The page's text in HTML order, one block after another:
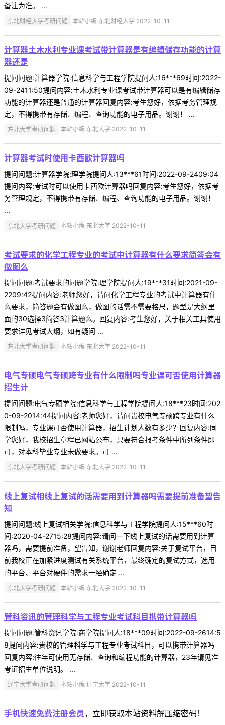
备注为准。 ...
东北财经大学考研问题 本站小编 东北财经大学 2022-10-11
计算器土木水利专业课考试带计算器是有编辑储存功能的计算
器还是
提问问题:计算器学院:信息科学与工程学院提问人:16***69时间:2022-
09-2411:50提问内容:土木水利专业课考试带计算器可以是有编辑储存
功能的计算器还是普通的计算器回复内容:考生您好，依据考务管理规
定，不得携带有存储、编程、查询功能的电子用品。谢谢！ ...
东北大学考研问题 本站小编 东北大学 2022-10-11
计算器考试时使用卡西欧计算器吗
提问问题:计算器学院:理学院提问人:13***61时间:2022-09-2409:04
提问内容:考试时可以使用卡西欧计算器吗回复内容:考生您好，依据考
务管理规定，不得携带有存储、编程、查询功能的电子用品。谢谢！
...
东北大学考研问题 本站小编 东北大学 2022-10-11
考试要求的化学工程专业的考试中计算器有什么要求简答会有
做图么
提问问题:考试要求的问题学院:理学院提问人:19***31时间:2021-09-
2209:42提问内容:老师您好，请问化学工程专业的考试中计算器有什
么要求，简答题会有做图么，做图的话需不需要格尺，题型是大纲里
面的30选择3简答3计算题么。回复内容:考生您好，关于相关工具使用
要求详见考试大纲，如有疑问 ...
东北大学考研问题 本站小编 东北大学 2022-10-11
电气专硕电气专硕跨专业有什么限制吗专业课可否使用计算器
招生计
提问问题:电气专硕学院:信息科学与工程学院提问人:18***23时间:202
0-09-2014:44提问内容:老师您好，请问贵校电气专硕跨专业有什么
限制吗，专业课可否使用计算器，招生计划人数有多少？回复内容:同
学您好，我校招生章程已网站公布，只要符合报考条件中所列条件即
可，对本科毕业专业未做要求。可 ...
东北大学考研问题 本站小编 东北大学 2022-10-11
线上复试相线上复试的话需要用到计算器吗需要提前准备望告
知
提问问题:线上复试相关学院:信息科学与工程学院提问人:15***60时
间:2020-04-2715:28提问内容:请问一下线上复试的话需要用到计算
器吗，需要提前准备，望告知，谢谢老师回复内容:关于复试平台，目
前我校正在加紧进度测试有关系统平台，最终确定的复试方式，选用
的平台、平台对硬件的需求一经确定 ...
东北大学考研问题 本站小编 东北大学 2022-10-11
管科资讯的管理科学与工程专业考试科目携带计算器吗
提问问题:管科资讯学院:商学院提问人:18***09时间:2022-09-2614:5
8提问内容:贵校的管理科学与工程专业考试科目，可以携带计算器吗
回复内容:往年可使用无存储、查询和编程功能的计算器，23年请见准
考证招生单位说明。 ...
辽宁大学考研问题 本站小编 辽宁大学 2022-10-11
手机快速免费注册会员 ，立即获取本站资料解压缩密码！